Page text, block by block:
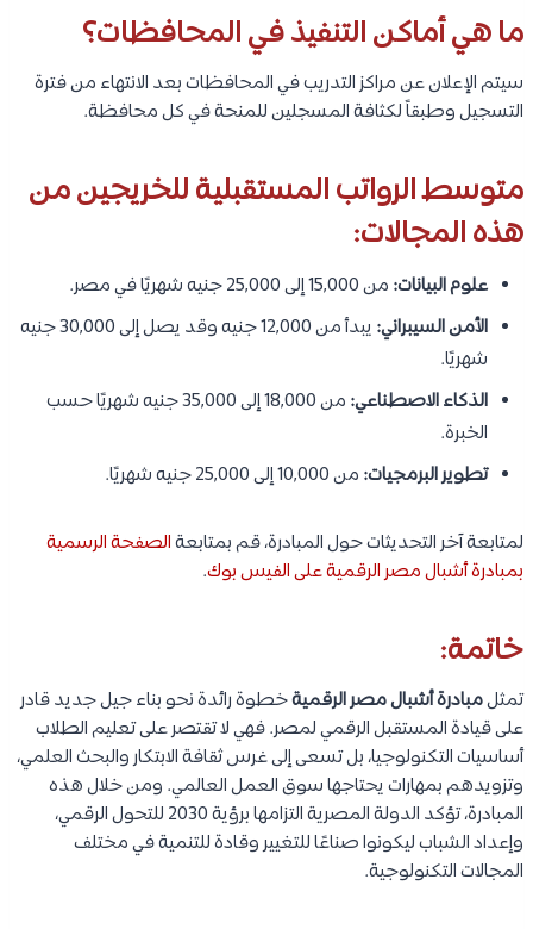
ما هي أماكن التنفيذ في المحافظات؟
سيتم الإعلان عن مراكز التدريب في المحافظات بعد الانتهاء من فترة
التسجيل وطبقاً لكثافة المسجلين للمنحة في كل محافظة.
متوسط الرواتب المستقبلية للخريجين من
هذه المجالات:
علوم البيانات: من 15,000 إلى 25,000 جنيه شهريًا في مصر.
الأمن السيبراني:
يبدأ من 12,000 جنيه وقد يصل إلى 30,000 جنيه
شهريًا.
الذكاء الاصطناعي:
من 18,000 إلى 35,000 جنيه شهريًا حسب
الخبرة.
تطوير البرمجيات: من 10,000 إلى 25,000 جنيه شهريًا.
لمتابعة آخر التحديثات حول المبادرة، قم بمتابعةالصفحة الرسمية
بمبادرة أشبال مصر الرقمية على الفيس بوك.
خاتمة:
تمثلمبادرة أشبال مصر الرقميةخطوة رائدة نحو بناء جيل جديد قادر
على قيادة المستقبل الرقمي لمصر. فهي لا تقتصر على تعليم الطلاب
أساسيات التكنولوجيا، بل تسعى إلى غرس ثقافة الابتكار والبحث العلمي،
وتزويدهم بمهارات يحتاجها سوق العمل العالمي. ومن خلال هذه
المبادرة، تؤكد الدولة المصرية التزامها برؤية 2030 للتحول الرقمي،
وإعداد الشباب ليكونوا صناعًا للتغيير وقادة للتنمية في مختلف
المجالات التكنولوجية.